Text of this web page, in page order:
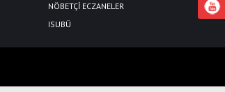
NÖBETÇİ ECZANELER
ISUBÜ